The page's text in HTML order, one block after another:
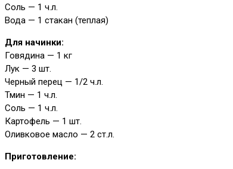
Соль — 1 ч.л.
Вода — 1 стакан (теплая)
Для начинки:
Говядина — 1 кг
Лук — 3 шт.
Черный перец — 1/2 ч.л.
Тмин — 1 ч.л.
Соль — 1 ч.л.
Картофель — 1 шт.
Оливковое масло — 2 ст.л.
Приготовление: